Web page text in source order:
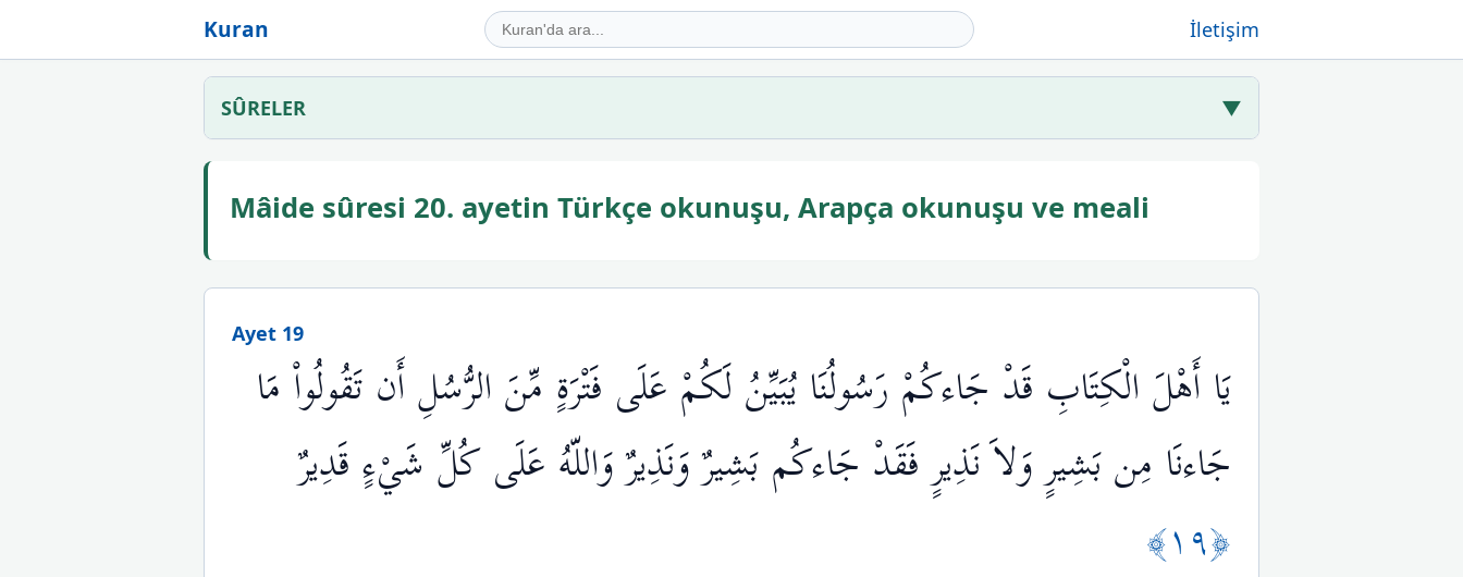
Kuran İletişim
SÛRELER ▼
Mâide sûresi 20. ayetin Türkçe okunuşu, Arapça okunuşu ve meali
Ayet 19
يَا أَهْلَ الْكِتَابِ قَدْ جَاءكُمْ رَسُولُنَا يُبَيِّنُ لَكُمْ عَلَى فَتْرَةٍ مِّنَ الرُّسُلِ أَن تَقُولُواْ مَا
جَاءنَا مِن بَشِيرٍ وَلاَ نَذِيرٍ فَقَدْ جَاءكُم بَشِيرٌ وَنَذِيرٌ وَاللّهُ عَلَى كُلِّ شَيْءٍ قَدِيرٌ
﴿١٩﴾